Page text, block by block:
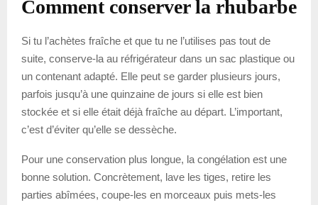
Comment conserver la rhubarbe
Si tu l’achètes fraîche et que tu ne l’utilises pas tout de
suite, conserve-la au réfrigérateur dans un sac plastique ou
un contenant adapté. Elle peut se garder plusieurs jours,
parfois jusqu’à une quinzaine de jours si elle est bien
stockée et si elle était déjà fraîche au départ. L’important,
c’est d’éviter qu’elle se dessèche.
Pour une conservation plus longue, la congélation est une
bonne solution. Concrètement, lave les tiges, retire les
parties abîmées, coupe-les en morceaux puis mets-les